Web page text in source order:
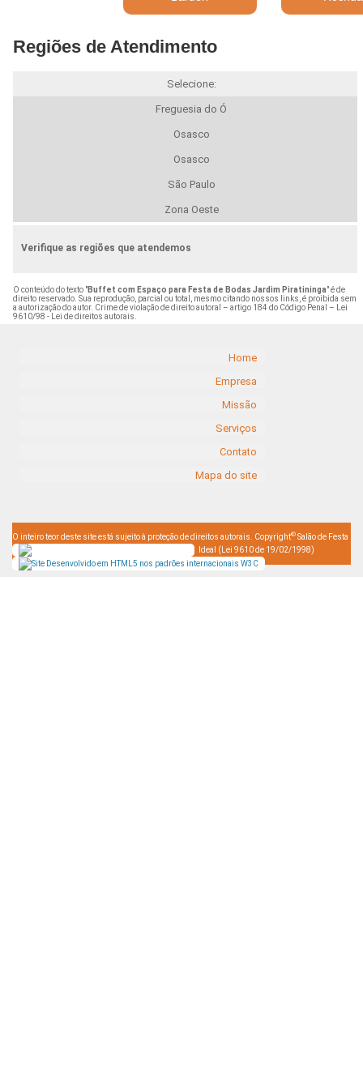
Regiões de Atendimento
Selecione:
Freguesia do Ó
Osasco
Osasco
São Paulo
Zona Oeste
Verifique as regiões que atendemos
O conteúdo do texto "Buffet com Espaço para Festa de Bodas Jardim Piratininga" é de
direito reservado. Sua reprodução, parcial ou total, mesmo citando nossos links, é proibida sem
a autorização do autor. Crime de violação de direito autoral – artigo 184 do Código Penal –
Lei
9610/98 - Lei de direitos autorais
Home
Empresa
Missão
Serviços
Contato
Mapa do site
O inteiro teor deste site está sujeito à proteção de direitos autorais. Copyright© Salão de Festa
Ideal (Lei 9610 de 19/02/1998)